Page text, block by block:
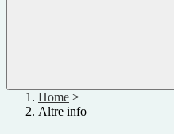
Home >
Altre info